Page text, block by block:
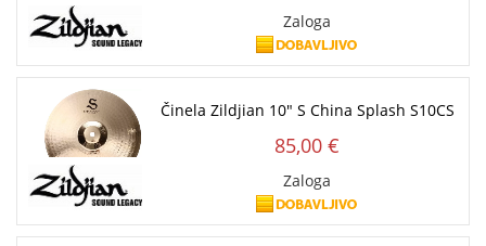
Zaloga
Činela Zildjian 10" S China Splash S10CS
85,00 €
Zaloga